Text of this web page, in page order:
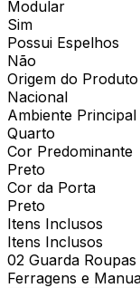
Modular
Sim
Possui Espelhos
Não
Origem do Produto
Nacional
Ambiente Principal
Quarto
Cor Predominante
Preto
Cor da Porta
Preto
Itens Inclusos
Itens Inclusos
02 Guarda
Ferragens e